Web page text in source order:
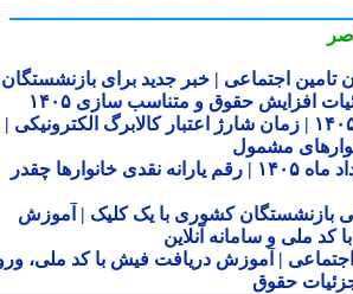
اجتماعی | خبر جدید برای بازنشستگان و
حقوق و متناسب سازی ۱۴۰۵
مبلغ کالابرگ مرداد ۱۴۰۵ | زمان شارژ اعتبار کالابرگ الکترونیکی |
مشمول
مبلغ دقیق یارانه مرداد ماه ۱۴۰۵ | رقم یارانه نقدی خانوارها چقدر
کشوری با یک کلیک | آموزش
و سامانه آنلاین
| آموزش دریافت فیش با کد ملی، ورود
حقوق